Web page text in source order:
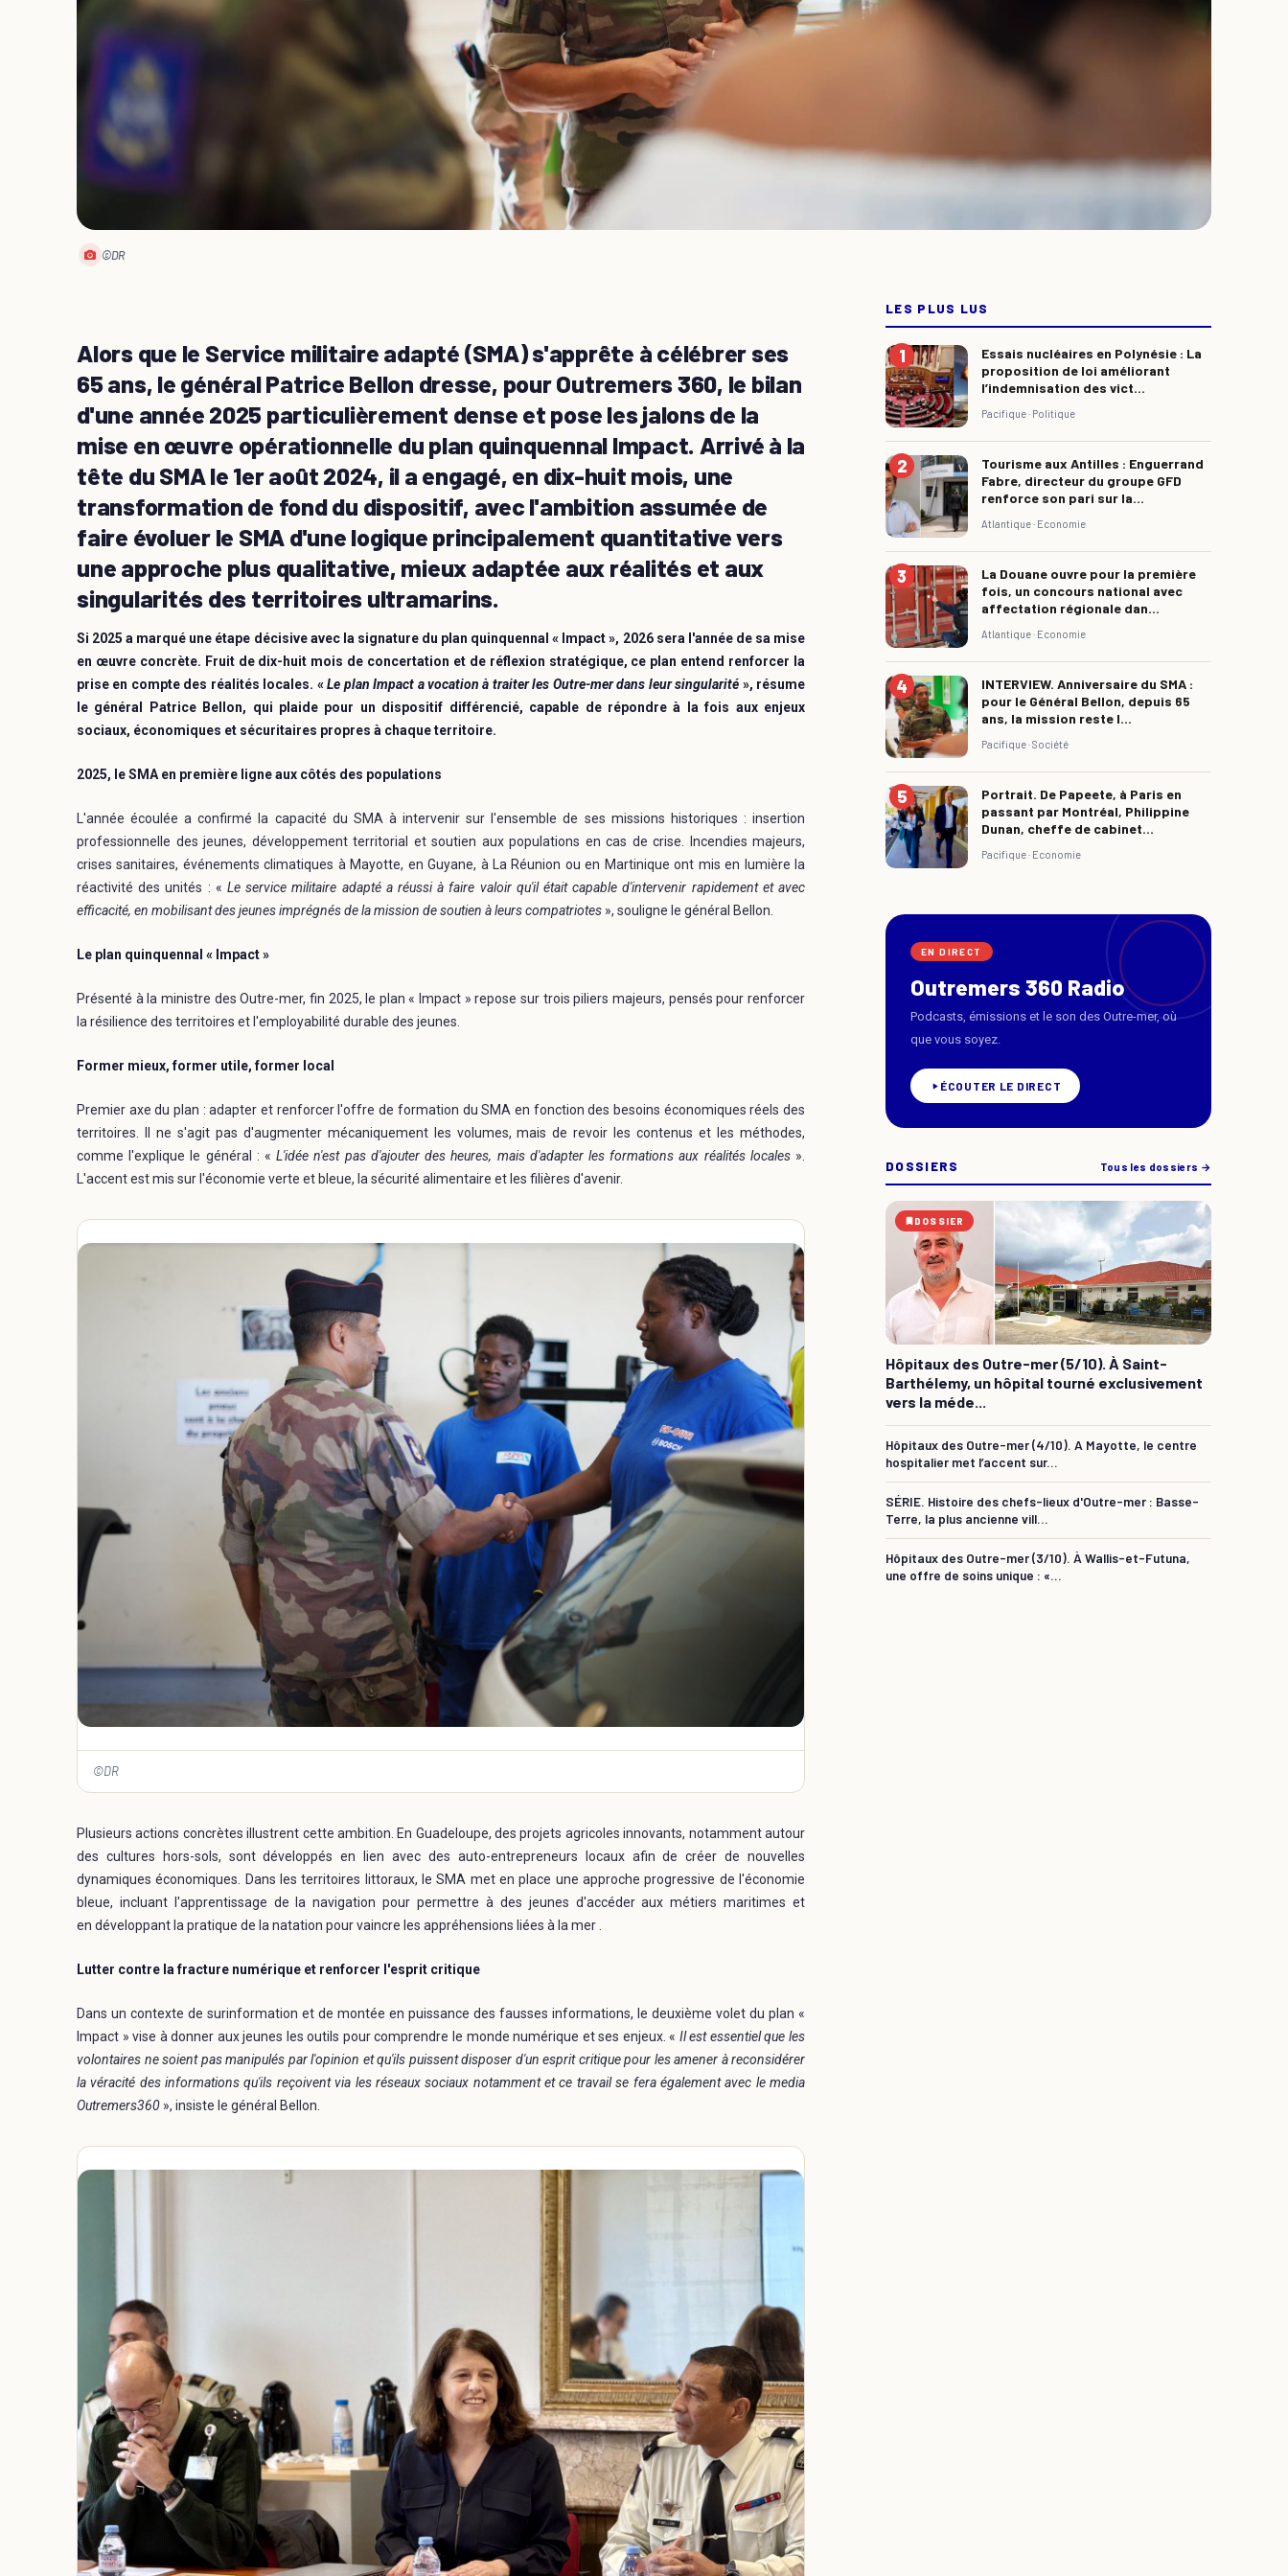
©DR
Alors que le Service militaire adapté (SMA) s'apprête à célébrer ses
65 ans, le général Patrice Bellon dresse, pour Outremers 360, le bilan
d'une année 2025 particulièrement dense et pose les jalons de la
mise en œuvre opérationnelle du plan quinquennal Impact. Arrivé à la
tête du SMA le 1er août 2024, il a engagé, en dix-huit mois, une
transformation de fond du dispositif, avec l'ambition assumée de
faire évoluer le SMA d'une logique principalement quantitative vers
une approche plus qualitative, mieux adaptée aux réalités et aux
singularités des territoires ultramarins.
Si 2025 a marqué une étape décisive avec la signature du plan quinquennal « Impact », 2026 sera l'année de sa mise
en œuvre concrète. Fruit de dix-huit mois de concertation et de réflexion stratégique, ce plan entend renforcer la
prise en compte des réalités locales. «Le plan Impact a vocation à traiter les Outre-mer dans leur singularité », résume
le général Patrice Bellon, qui plaide pour un dispositif différencié, capable de répondre à la fois aux enjeux
sociaux, économiques et sécuritaires propres à chaque territoire.
2025, le SMA en première ligne aux côtés des populations
L'année écoulée a confirmé la capacité du SMA à intervenir sur l'ensemble de ses missions historiques : insertion
professionnelle des jeunes, développement territorial et soutien aux populations en cas de crise. Incendies majeurs,
crises sanitaires, événements climatiques à Mayotte, en Guyane, à La Réunion ou en Martinique ont mis en lumière la
réactivité des unités : « Le service militaire adapté a réussi à faire valoir qu'il était capable d'intervenir rapidement et avec
efficacité, en mobilisant des jeunes imprégnés de la mission de soutien à leurs compatriotes », souligne le général Bellon.
Le plan quinquennal « Impact »
Présenté à la ministre des Outre-mer, fin 2025, le plan « Impact » repose sur trois piliers majeurs, pensés pour renforcer
la résilience des territoires et l'employabilité durable des jeunes.
Former mieux, former utile, former local
Premier axe du plan : adapter et renforcer l'offre de formation du SMA en fonction des besoins économiques réels des
territoires. Il ne s'agit pas d'augmenter mécaniquement les volumes, mais de revoir les contenus et les méthodes,
comme l'explique le général : «L'idée n'est pas d'ajouter des heures, mais d'adapter les formations aux réalités locales».
L'accent est mis sur l'économie verte et bleue, la sécurité alimentaire et les filières d'avenir.
©DR
Plusieurs actions concrètes illustrent cette ambition. En Guadeloupe, des projets agricoles innovants, notamment autour
des cultures hors-sols, sont développés en lien avec des auto-entrepreneurs locaux afin de créer de nouvelles
dynamiques économiques. Dans les territoires littoraux, le SMA met en place une approche progressive de l'économie
bleue, incluant l'apprentissage de la navigation pour permettre à des jeunes d'accéder aux métiers maritimes et
en développant la pratique de la natation pour vaincre les appréhensions liées à la mer .
Lutter contre la fracture numérique et renforcer l'esprit critique
Dans un contexte de surinformation et de montée en puissance des fausses informations, le deuxième volet du plan «
Impact » vise à donner aux jeunes les outils pour comprendre le monde numérique et ses enjeux. « Il est essentiel que les
volontaires ne soient pas manipulés par l'opinion et qu'ils puissent disposer d'un esprit critique pour les amener à reconsidérer
la véracité des informations qu'ils reçoivent via les réseaux sociaux notamment et ce travail se fera également avec le media
Outremers360 », insiste le général Bellon.
LES PLUS LUS
Essais nucléaires en Polynésie : La
proposition de loi améliorant
l’indemnisation des vict...
Pacifique · Politique
Tourisme aux Antilles : Enguerrand
Fabre, directeur du groupe GFD
renforce son pari sur la...
Atlantique · Economie
La Douane ouvre pour la première
fois, un concours national avec
affectation régionale dan...
Atlantique · Economie
INTERVIEW. Anniversaire du SMA :
pour le Général Bellon, depuis 65
ans, la mission reste l...
Pacifique ·Société
Portrait. De Papeete, à Paris en
passant par Montréal, Philippine
Dunan, cheffe de cabinet...
Pacifique · Economie
EN DIRECT
Outremers 360 Radio
Podcasts, émissions et le son des Outre-mer, où
que vous soyez.
ÉCOUTER LE DIRECT
DOSSIERS Tous les dossiers →
DOSSIER
Hôpitaux des Outre-mer (5/10). À Saint-
Barthélemy, un hôpital tourné exclusivement
vers la méde...
Hôpitaux des Outre-mer (4/10). A Mayotte, le centre
hospitalier met l’accent sur...
SÉRIE. Histoire des chefs-lieux d'Outre-mer : Basse-
Terre, la plus ancienne vill...
Hôpitaux des Outre-mer (3/10). À Wallis-et-Futuna,
une offre de soins unique : «...